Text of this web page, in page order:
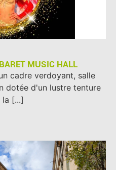
MUSIC HALL
cadre verdoyant, salle
dotée d'un lustre tenture
[...]